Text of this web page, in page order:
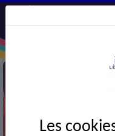
Les